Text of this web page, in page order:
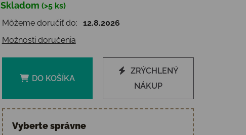
Jednotková cena:
Skladom (>5 ks)
Môžeme doručiť do:
12.8.2026
Možnosti doručenia
DO KOŠÍKA
ZRÝCHLENÝ
NÁKUP
Vyberte správne